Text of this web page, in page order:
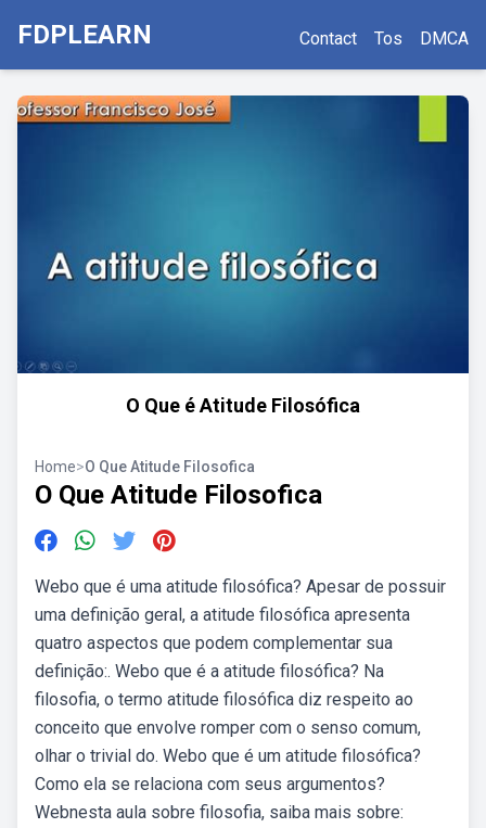
FDPLEARN Contact Tos DMCA
O Que é Atitude Filosófica
Home>O Que Atitude Filosofica
O Que Atitude Filosofica
Webo que é uma atitude filosófica? Apesar de possuir
uma definição geral, a atitude filosófica apresenta
quatro aspectos que podem complementar sua
definição:. Webo que é a atitude filosófica? Na
filosofia, o termo atitude filosófica diz respeito ao
conceito que envolve romper com o senso comum,
olhar o trivial do. Webo que é um atitude filosófica?
Como ela se relaciona com seus argumentos?
Webnesta aula sobre filosofia, saiba mais sobre: